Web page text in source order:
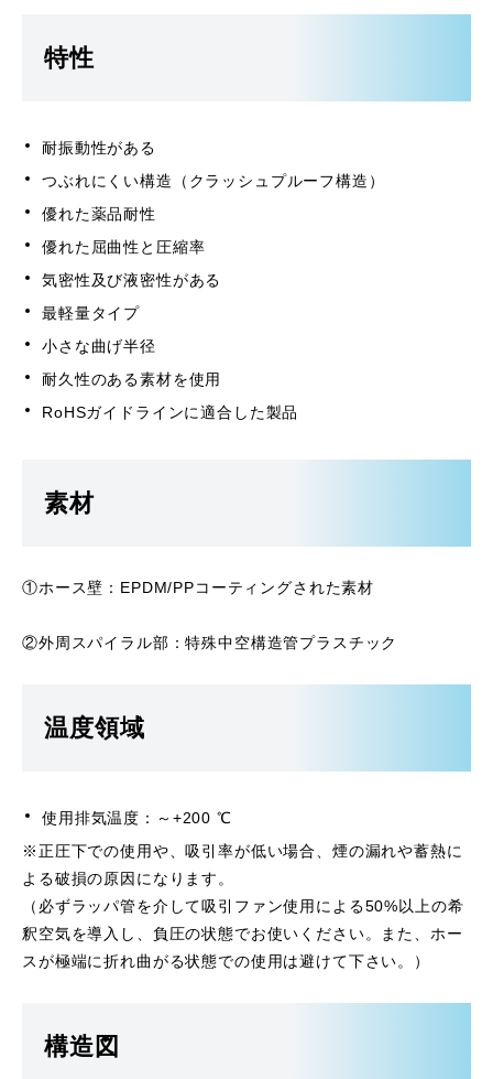
特性
耐振動性がある
つぶれにくい構造（クラッシュプルーフ構造）
優れた薬品耐性
優れた屈曲性と圧縮率
気密性及び液密性がある
最軽量タイプ
小さな曲げ半径
耐久性のある素材を使用
RoHSガイドラインに適合した製品
素材
①ホース壁：EPDM/PPコーティングされた素材
②外周スパイラル部：特殊中空構造管プラスチック
温度領域
使用排気温度：～+200 ℃
※正圧下での使用や、吸引率が低い場合、煙の漏れや蓄熱に
よる破損の原因になります。
（必ずラッパ管を介して吸引ファン使用による50%以上の希
釈空気を導入し、負圧の状態でお使いください。また、ホー
スが極端に折れ曲がる状態での使用は避けて下さい。）
構造図